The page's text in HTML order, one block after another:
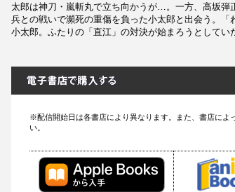
太郎は神刀・嵐斬丸で立ち向かうが…。一方、高坂弾
兵との戦いで瀕死の重傷を負った小太郎と出会う。
小太郎。ふたりの「直江」の対決が始まろうとしてい
※配信開始日は各書店により異なります。また、書店によ
い。